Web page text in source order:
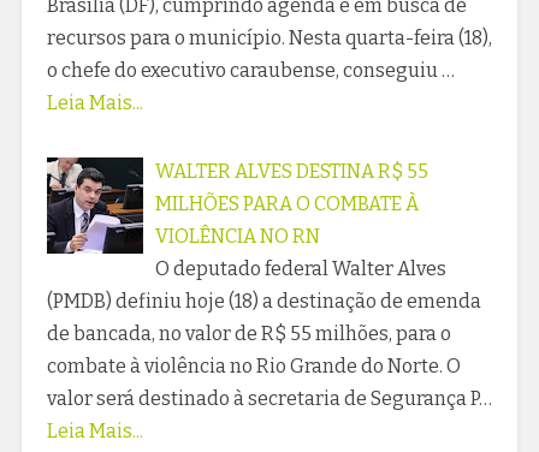
Brasília (DF), cumprindo agenda e em busca de
recursos para o município. Nesta quarta-feira (18),
o chefe do executivo caraubense, conseguiu …
Leia Mais...
WALTER ALVES DESTINA R$ 55
MILHÕES PARA O COMBATE À
VIOLÊNCIA NO RN
O deputado federal Walter Alves
(PMDB) definiu hoje (18) a destinação de emenda
de bancada, no valor de R$ 55 milhões, para o
combate à violência no Rio Grande do Norte. O
valor será destinado à secretaria de Segurança P…
Leia Mais...